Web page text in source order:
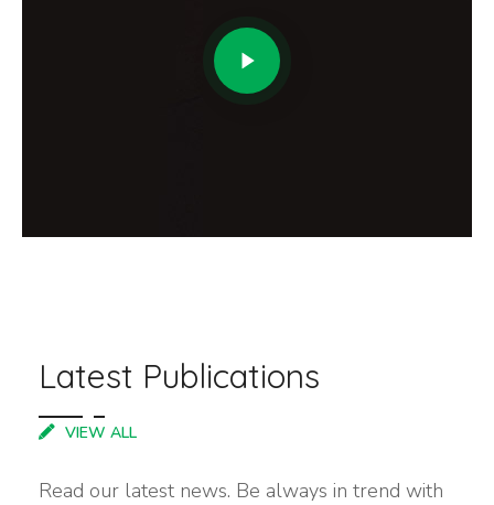
Latest Publications
VIEW ALL
Read our latest news. Be always in trend with